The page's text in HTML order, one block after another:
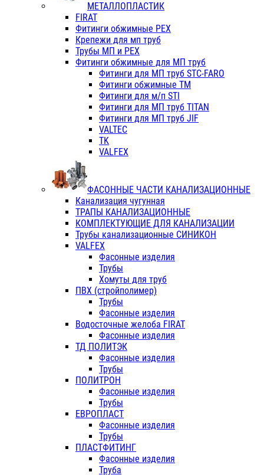
МЕТАЛЛОПЛАСТИК
FIRAT
Фитинги обжимные PEX
Крепежи для мп труб
Трубы МП и PEX
Фитинги обжимные для МП труб
Фитинги для МП труб STC-FARO
Фитинги обжимные ТМ
Фитинги для м/п STI
Фитинги для МП труб TITAN
Фитинги для МП труб JIF
VALTEC
TK
VALFEX
ФАСОННЫЕ ЧАСТИ КАНАЛИЗАЦИОННЫЕ
Канализация чугунная
ТРАПЫ КАНАЛИЗАЦИОННЫЕ
КОМПЛЕКТУЮЩИЕ ДЛЯ КАНАЛИЗАЦИИ
Трубы канализационные СИНИКОН
VALFEX
Фасонные изделия
Трубы
Хомуты для труб
ПВХ (стройполимер)
Трубы
Фасонные изделия
Водосточные желоба FIRAT
Фасонные изделия
ТД ПОЛИТЭК
Фасонные изделия
Трубы
ПОЛИТРОН
Фасонные изделия
Трубы
ЕВРОПЛАСТ
Фасонные изделия
Трубы
ПЛАСТФИТИНГ
Фасонные изделия
Труба